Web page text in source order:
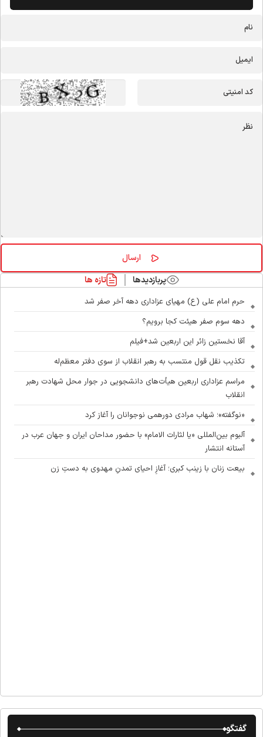
پربازدیدها تازه ها
حرم امام علی (ع) مهیای عزاداری دهه آخر صفر شد
دهه سوم صفر هیئت کجا برویم؟
آقا نخستین زائر این اربعین شد+فیلم
تکذیب نقل قول منتسب به رهبر انقلاب از سوی دفتر معظم‌له
مراسم عزاداری اربعین هیأت‌های دانشجویی در جوار محل شهادت رهبر
انقلاب
«نوگفته»؛ شهاب مرادی دورهمی نوجوانان را آغاز کرد
آلبوم بین‌المللی «یا لثارات الامام» با حضور مداحان ایران و جهان عرب در
آستانه انتشار
بیعت زنان با زینب کبری؛ آغازِ احیای تمدنِ مهدوی به دستِ زن
گفتگو